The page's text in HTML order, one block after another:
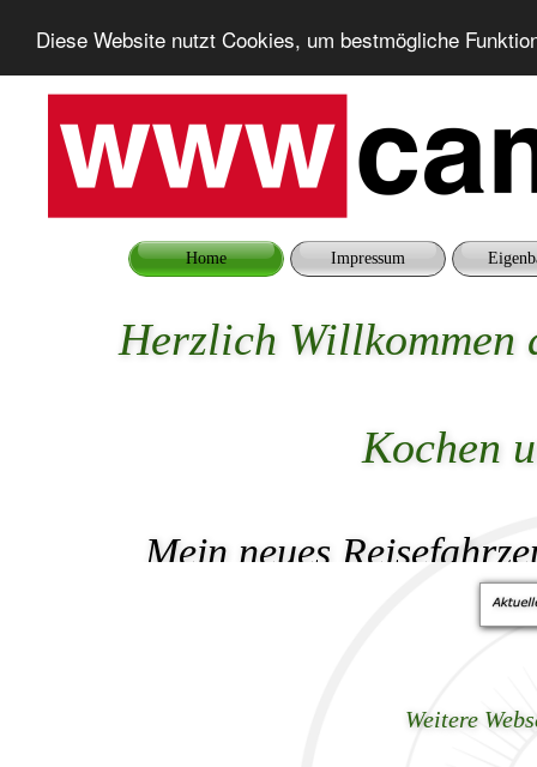
Diese Website nutzt Cookies, um bestmögliche
Weitere
Herzlich Willkommen
Kochen
Mein neues
Rentner
Meinen
Ich werde versuchen
Impressum
Home